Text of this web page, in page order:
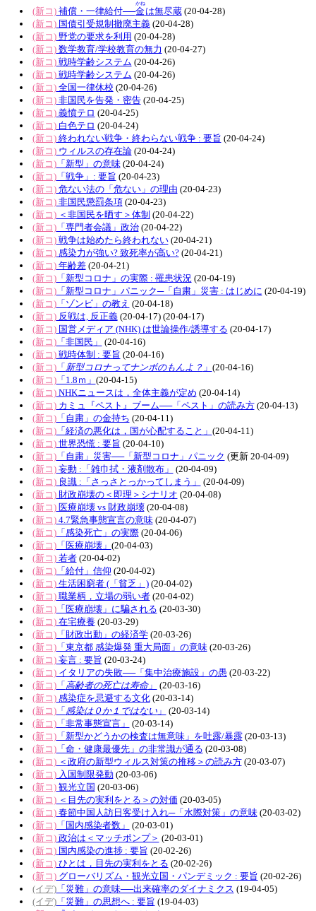
(新コ)補償・一律給付──金
かね
は無尽蔵(20-04-28)
(新コ)国債引受規制撤廃主義(20-04-28)
(新コ)野党の要求を利用 (20-04-28)
(新コ)数学教育/学校教育の無力 (20-04-27)
(新コ)戦時学齢システム (20-04-26)
(新コ)戦時学齢システム (20-04-26)
(新コ)全国一律休校 (20-04-26)
(新コ)非国民を告発・密告(20-04-25)
(新コ)義憤テロ (20-04-25)
(新コ)白色テロ (20-04-24)
(新コ)終われない戦争・終わらない戦争 : 要旨 (20-04-24)
(新コ)ウィルスの存在論(20-04-24)
(新コ)「新型」の意味(20-04-24)
(新コ)「戦争」: 要旨 (20-04-23)
(新コ)危ない法の「危ない」の理由 (20-04-23)
(新コ)非国民懲罰条項(20-04-23)
(新コ)＜非国民を晒す＞体制 (20-04-22)
(新コ)「専門者会議」政治(20-04-22)
(新コ)戦争は始めたら終われない(20-04-21)
(新コ)感染力が強い? 致死率が高い?(20-04-21)
(新コ)年齢差(20-04-21)
(新コ)「新型コロナ」の実際 : 罹患状況(20-04-19)
(新コ)「新型コロナ」パニック─「自粛」災害 : はじめに (20-04-19)
(新コ)「ゾンビ」の教え (20-04-18)
(新コ)反戦は, 反正義(20-04-17) (20-04-17)
(新コ)国営メディア (NHK) は世論操作/誘導する (20-04-17)
(新コ)「非国民」
(20-04-16)
(新コ)戦時体制 : 要旨 (20-04-16)
(新コ)「 新型コロナってナンボのもんよ？ 」 (20-04-16)
(新コ)「1.8ｍ」 (20-04-15)
(新コ)NHKニュースは，全体主義が定め (20-04-14)
(新コ)カミュ『ペスト』ブーム──「ペスト」の読み方(20-04-13)
(新コ)「自粛」の金持ち (20-04-11)
(新コ)「経済の悪化は，国が心配すること」 (20-04-11)
(新コ)世界恐慌 : 要旨 (20-04-10)
(新コ)「自粛」災害──「新型コロナ」パニック (更新 20-04-09)
(新コ)妄動 :「雑巾拭・液剤散布」
(20-04-09)
(新コ)良識 :「さっさとっかってしまう」
(20-04-09)
(新コ)財政崩壊の＜即理＞シナリオ (20-04-08)
(新コ)医療崩壊 vs 財政崩壊(20-04-08)
(新コ)4.7緊急事態宣言の意味(20-04-07)
(新コ)「感染死亡」の実際(20-04-06)
(新コ)「医療崩壊」 (20-04-03)
(新コ)若者(20-04-02)
(新コ)「給付」信仰 (20-04-02)
(新コ)生活困窮者 (「貧乏」)(20-04-02)
(新コ)職業柄，立場の弱い者(20-04-02)
(新コ)「医療崩壊」に騙される (20-03-30)
(新コ)在宅療養(20-03-29)
(新コ)「財政出動」の経済学(20-03-26)
(新コ)「東京都 感染爆発 重大局面」の意味(20-03-26)
(新コ)妄言 : 要旨 (20-03-24)
(新コ)イタリアの失敗──「集中治療施設」の愚 (20-03-22)
(新コ)「 高齢者の死亡は寿命」
(20-03-16)
(新コ)感染症を忌避する文化(20-03-14)
(新コ)「 感染は０か１ではない」
(20-03-14)
(新コ)「非常事態宣言」
(20-03-14)
(新コ)「新型かどうかの検査は無意味」を吐露/暴露(20-03-13)
(新コ)「命・健康最優先」の非常識が通る (20-03-08)
(新コ)＜政府の新型ウィルス対策の推移＞の読み方(20-03-07)
(新コ)入国制限発動(20-03-06)
(新コ)観光立国 (20-03-06)
(新コ)＜目先の実利をとる＞の対価 (20-03-05)
(新コ)春節中国人訪日客受け入れ─「水際対策」の意味(20-03-02)
(新コ)「国内感染者数」
(20-03-01)
(新コ)政治は＜マッチポンプ＞ (20-03-01)
(新コ)国内感染の進捗 : 要旨 (20-02-26)
(新コ)ひとは，目先の実利をとる (20-02-26)
(新コ)グローバリズム・観光立国・パンデミック : 要旨 (20-02-26)
(イデ)「災難」の意味──出来確率のダイナミクス (19-04-05)
(イデ)「災難」の思想へ : 要旨 (19-04-03)